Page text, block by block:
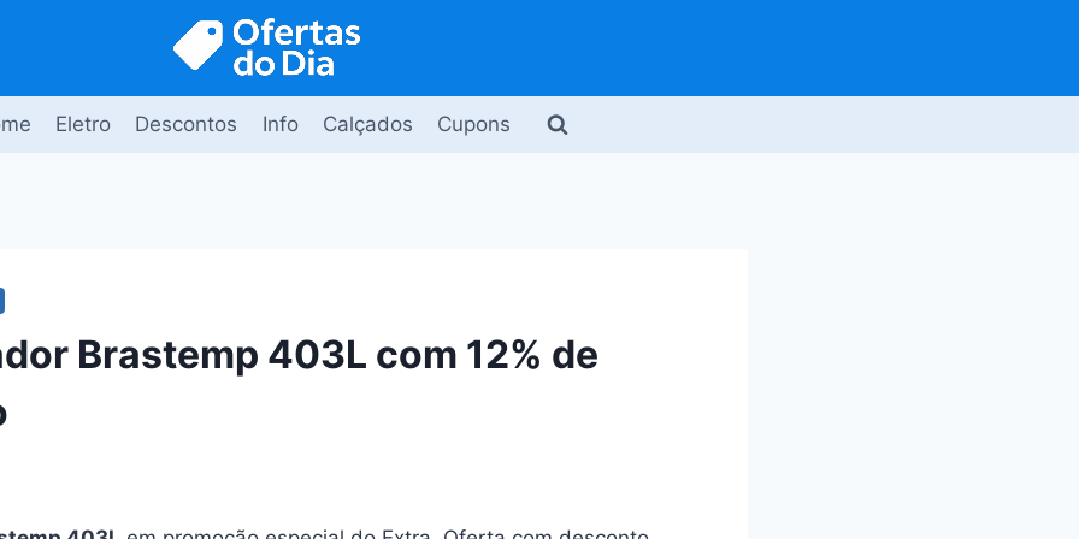
Eletro Descontos Info Calçados Cupons
Brastemp 403L com 12% de